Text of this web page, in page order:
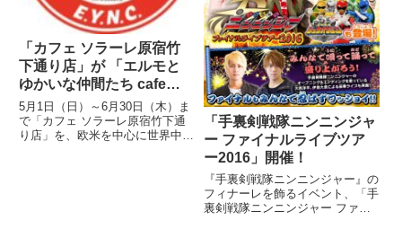
「カフェ ソラーレ原宿竹
下通り店」が 「エルモと
ゆかいな仲間たち cafe」
として6月30日（木）まで
の期間限定でオープン！
5月1日（日）～6月30日（木）ま
で「カフェ ソラーレ原宿竹下通
り店」を、欧米を中心に世界中で
「手裏剣戦隊ニンニンジャ
ー ファイナルライブツア
ー2016」開催！
『手裏剣戦隊ニンニンジャー』の
フィナーレを飾るイベント、「手
裏剣戦隊ニンニンジャー ファイ